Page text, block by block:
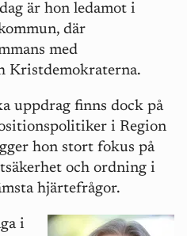
är hon ledamot i
där
med
Kristdemokraterna.
uppdrag finns dock på
i Region
hon stort fokus på
och ordning i
hjärtefrågor.
i